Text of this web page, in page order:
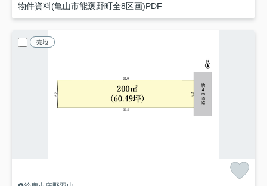
物件資料(亀山市能褒野町全8区画)PDF
売地